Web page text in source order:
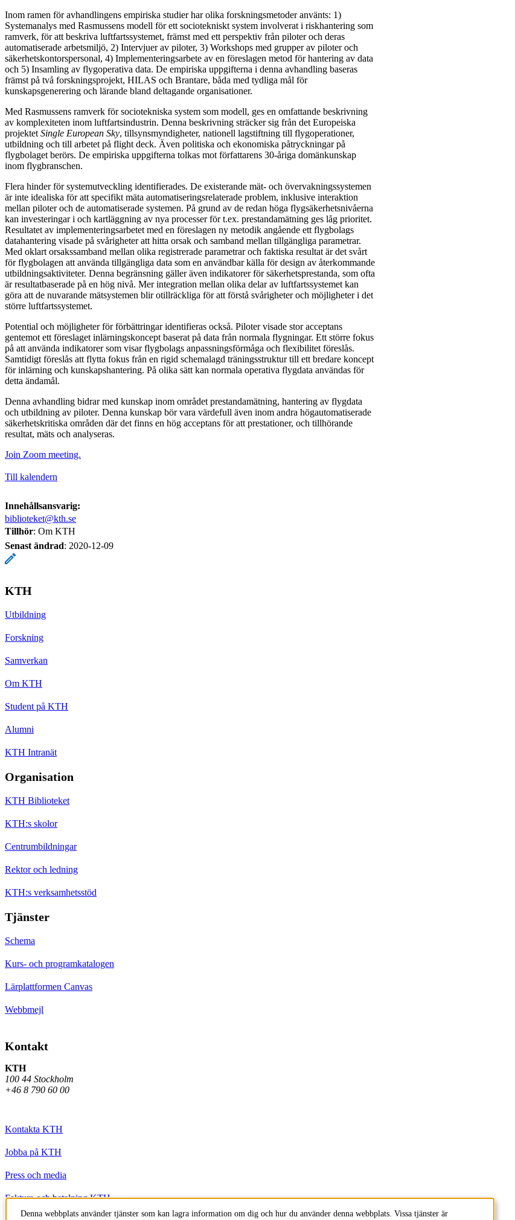
Inom ramen för avhandlingens empiriska studier har olika forskningsmetoder använts: 1)
Systemanalys med Rasmussens modell för ett sociotekniskt system involverat i riskhantering som
ramverk, för att beskriva luftfartssystemet, främst med ett perspektiv från piloter och deras
automatiserade arbetsmiljö, 2) Intervjuer av piloter, 3) Workshops med grupper av piloter och
säkerhetskontorspersonal, 4) Implementeringsarbete av en föreslagen metod för hantering av data
och 5) Insamling av flygoperativa data. De empiriska uppgifterna i denna avhandling baseras
främst på två forskningsprojekt, HILAS och Brantare, båda med tydliga mål för
kunskapsgenerering och lärande bland deltagande organisationer.
Med Rasmussens ramverk för sociotekniska system som modell, ges en omfattande beskrivning
av komplexiteten inom luftfartsindustrin. Denna beskrivning sträcker sig från det Europeiska
projektet Single European Sky, tillsynsmyndigheter, nationell lagstiftning till flygoperationer,
utbildning och till arbetet på flight deck. Även politiska och ekonomiska påtryckningar på
flygbolaget berörs. De empiriska uppgifterna tolkas mot författarens 30-åriga domänkunskap
inom flygbranschen.
Flera hinder för systemutveckling identifierades. De existerande mät- och övervakningssystemen
är inte idealiska för att specifikt mäta automatiserings­relaterade problem, inklusive interaktion
mellan piloter och de automatiserade systemen. På grund av de redan höga flygsäkerhetsnivåerna
kan investeringar i och kartläggning av nya processer för t.ex. prestandamätning ges låg prioritet.
Resultatet av implementeringsarbetet med en föreslagen ny metodik angående ett flygbolags
datahantering visade på svårigheter att hitta orsak och samband mellan tillgängliga parametrar.
Med oklart orsakssamband mellan olika registrerade parametrar och faktiska resultat är det svårt
för flygbolagen att använda tillgängliga data som en användbar källa för design av återkommande
utbildningsaktiviteter. Denna begränsning gäller även indikatorer för säkerhetsprestanda, som ofta
är resultatbaserade på en hög nivå. Mer integration mellan olika delar av luftfartssystemet kan
göra att de nuvarande mätsystemen blir otillräckliga för att förstå svårigheter och möjligheter i det
större luftfartssystemet.
Potential och möjligheter för förbättringar identifieras också. Piloter visade stor acceptans
gentemot ett föreslaget inlärningskoncept baserat på data från normala flygningar. Ett större fokus
på att använda indikatorer som visar flygbolags anpassningsförmåga och flexibilitet föreslås.
Samtidigt föreslås att flytta fokus från en rigid schemalagd träningsstruktur till ett bredare koncept
för inlärning och kunskapshantering. På olika sätt kan normala operativa flygdata användas för
detta ändamål.
Denna avhandling bidrar med kunskap inom området prestandamätning, hantering av flygdata
och utbildning av piloter. Denna kunskap bör vara värdefull även inom andra högautomatiserade
säkerhetskritiska områden där det finns en hög acceptans för att prestationer, och tillhörande
resultat, mäts och analyseras.
Join Zoom meeting.
Till kalendern
Innehållsansvarig:
biblioteket@kth.se
Tillhör: Om KTH
Senast ändrad: 2020-12-09
KTH
Utbildning
Forskning
Samverkan
Om KTH
Student på KTH
Alumni
KTH Intranät
Organisation
KTH Biblioteket
KTH:s skolor
Centrumbildningar
Rektor och ledning
KTH:s verksamhetsstöd
Tjänster
Schema
Kurs- och programkatalogen
Lärplattformen Canvas
Webbmejl
Kontakt
KTH
100 44 Stockholm
+46 8 790 60 00
Kontakta KTH
Jobba på KTH
Press och media
Faktura och betalning KTH
Denna webbplats använder tjänster som kan lagra information om dig och hur du använder denna webbplats. Vissa tjänster är